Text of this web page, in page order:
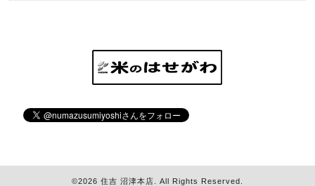
©2026 住吉 沼津本店 . All Rights Reserved.